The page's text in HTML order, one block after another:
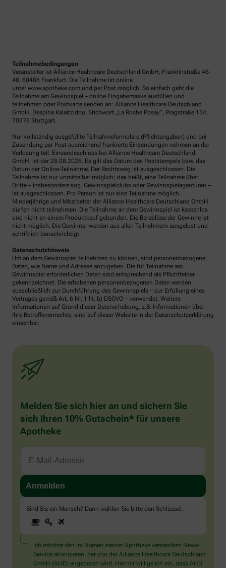
Teilnahmebedingungen
Veranstalter ist Alliance Healthcare Deutschland GmbH, Franklinstraße 46-
48, 60486 Frankfurt. Die Teilnahme ist online
unter www.apotheke.com und per Post möglich. So einfach geht die
Teilnahme am Gewinnspiel – online Eingabemaske ausfüllen und
teilnehmen oder Postkarte senden an: Alliance Healthcare Deutschland
GmbH, Despina Kalaitzidou, Stichwort „La Roche Posay“, Pragstraße 154,
70376 Stuttgart.
Nur vollständig ausgefüllte Teilnahmeformulare (Pflichtangaben) und bei
Zusendung per Post ausreichend frankierte Einsendungen nehmen an der
Verlosung teil. Einsendeschluss bei Alliance Healthcare Deutschland
GmbH, ist der 28.08.2026. Es gilt das Datum des Poststempels bzw. das
Datum der Online-Teilnahme. Der Rechtsweg ist ausgeschlossen. Die
Teilnahme ist nur unmittelbar möglich; das heißt, eine Teilnahme über
Dritte – insbesondere sog. Gewinnspielclubs oder Gewinnspielagenturen –
ist ausgeschlossen. Pro Person ist nur eine Teilnahme möglich.
Minderjährige und Mitarbeiter der Alliance Healthcare Deutschland GmbH
dürfen nicht teilnehmen. Die Teilnahme an dem Gewinnspiel ist kostenlos
und nicht an einem Produktkauf gebunden. Die Barablöse der Gewinne ist
nicht möglich. Die Gewinner werden aus allen Teilnehmern ausgelost und
schriftlich benachrichtigt.
Datenschutzhinweis
Um an dem Gewinnspiel teilnehmen zu können, sind personenbezogene
Daten, wie Name und Adresse anzugeben. Die für Teilnahme am
Gewinnspiel erforderlichen Daten sind entsprechend als Pflichtfelder
gekennzeichnet. Die erhobenen personenbezogenen Daten werden
ausschließlich zur Durchführung des Gewinnspiels – zur Erfüllung eines
Vertrages gemäß Art. 6 Nr. 1 lit. b) DSGVO – verwendet. Weitere
Informationen auf Grund dieser Datenerhebung, z.B. Informationen über
Ihre Betroffenenrechte, sind auf dieser Website in der Datenschutzerklärung
einsehbar.
Melden Sie sich hier an und sichern Sie
sich Ihren 10% Gutschein* für unsere
Apotheke
Sind Sie ein Mensch? Dann wählen Sie bitte den Schlüssel .
Sind
Sie
ein
Mensch?
Dann
wählen
1 2
Ich möchte den im Namen meiner Apotheke versandten News-
Service abonnieren, der von der Alliance Healthcare Deutschland
GmbH (AHD) angeboten wird. Hiermit willige ich ein, dass AHD